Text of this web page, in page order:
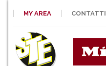
MY AREA CONTATTI